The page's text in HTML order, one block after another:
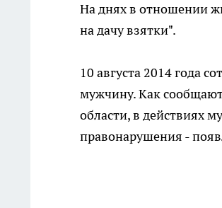
На днях в отношении
на дачу взятки".
10 августа 2014 года
мужчину. Как
области, в действиях
правонарушения -